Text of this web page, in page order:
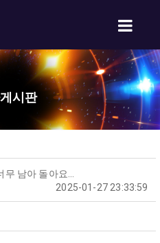
시판
남아 돌아요...
2025-01-27 23:33:59